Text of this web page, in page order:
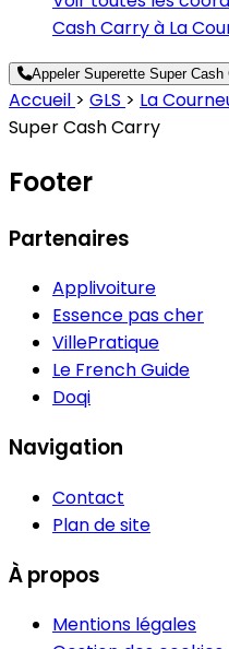
Cash Carry à La
Appeler Superette Super Cash
Accueil > GLS > La
Super Cash Carry
Footer
Partenaires
Applivoiture
Essence pas cher
VillePratique
Le French Guide
Doqi
Navigation
Contact
Plan de site
À propos
Mentions légales